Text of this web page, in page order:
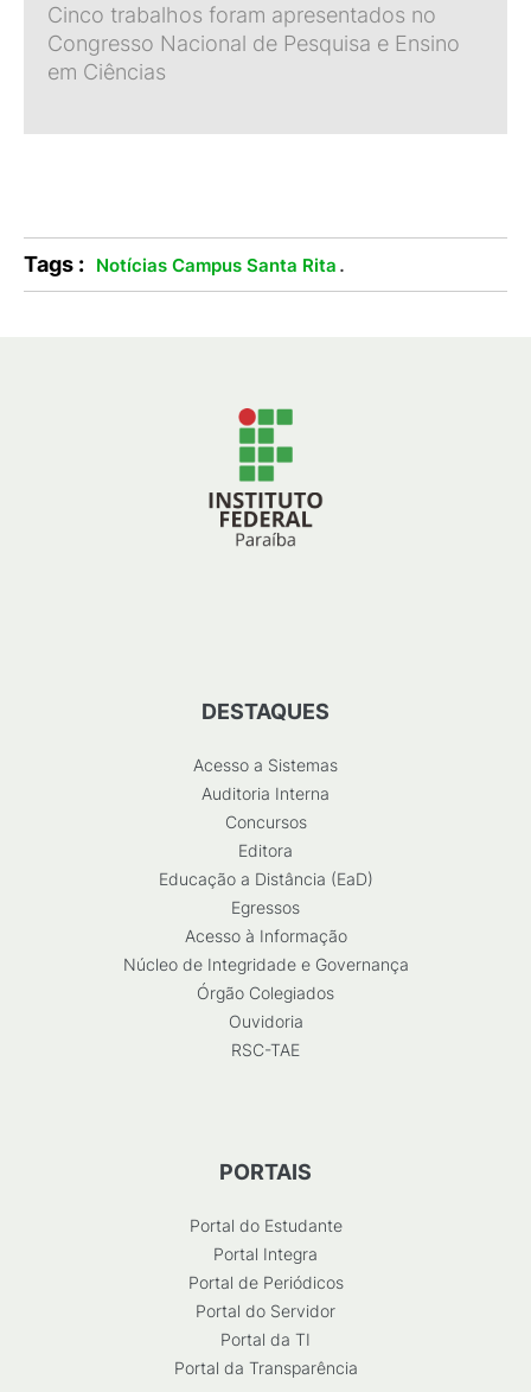
Cinco trabalhos foram apresentados no
Congresso Nacional de Pesquisa e Ensino
em Ciências
Tags : Notícias Campus Santa Rita .
DESTAQUES
Acesso a Sistemas
Auditoria Interna
Concursos
Editora
Educação a Distância (EaD)
Egressos
Acesso à Informação
Núcleo de Integridade e Governança
Órgão Colegiados
Ouvidoria
RSC-TAE
PORTAIS
Portal do Estudante
Portal Integra
Portal de Periódicos
Portal do Servidor
Portal da TI
Portal da Transparência